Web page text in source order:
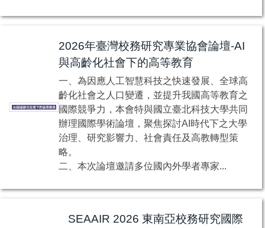
2026年臺灣校務研究專業協會論壇-AI
與高齡化社會下的高等教育
一、為因應人工智慧科技之快速發展、全球高
齡化社會之人口變遷，並提升我國高等教育之
國際競爭力，本會特與國立臺北科技大學共同
辦理國際學術論壇，聚焦探討AI時代下之大學
治理、研究影響力、社會責任及高教轉型策
略。
二、本次論壇邀請多位國內外學者專家...
SEAAIR 2026 東南亞校務研究國際